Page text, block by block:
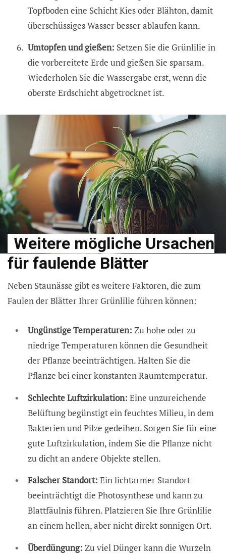
Topfboden eine Schicht Kies oder Blähton, damit
überschüssiges Wasser besser ablaufen kann.
Umtopfen und gießen: Setzen Sie die Grünlilie in
die vorbereitete Erde und gießen Sie sparsam.
Wiederholen Sie die Wassergabe erst, wenn die
oberste Erdschicht abgetrocknet ist.
Weitere mögliche Ursachen
für faulende Blätter
Neben Staunässe gibt es weitere Faktoren, die zum
Faulen der Blätter Ihrer Grünlilie führen können:
Ungünstige Temperaturen: Zu hohe oder zu
niedrige Temperaturen können die Gesundheit
der Pflanze beeinträchtigen. Halten Sie die
Pflanze bei einer konstanten Raumtemperatur.
Schlechte Luftzirkulation: Eine unzureichende
Belüftung begünstigt ein feuchtes Milieu, in dem
Bakterien und Pilze gedeihen. Sorgen Sie für eine
gute Luftzirkulation, indem Sie die Pflanze nicht
zu dicht an andere Objekte stellen.
Falscher Standort: Ein lichtarmer Standort
beeinträchtigt die Photosynthese und kann zu
Blattfäulnis führen. Platzieren Sie Ihre Grünlilie
an einem hellen, aber nicht direkt sonnigen Ort.
Überdüngung: Zu viel Dünger kann die Wurzeln